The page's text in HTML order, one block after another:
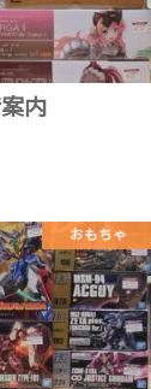
内
おもちゃ